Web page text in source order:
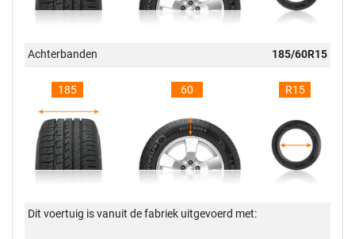
Achterbanden 185/60R15
185 60 R15
Dit voertuig is vanuit de fabriek uitgevoerd met: